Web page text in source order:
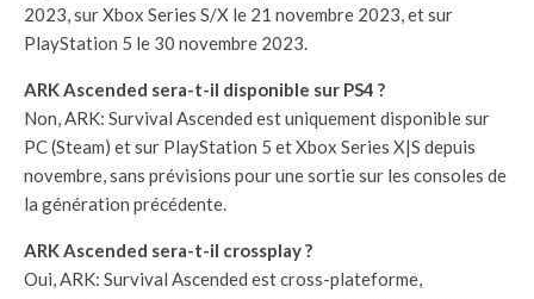
2023, sur Xbox Series S/X le 21 novembre 2023, et sur
PlayStation 5 le 30 novembre 2023.
ARK Ascended sera-t-il disponible sur PS4 ?
Non, ARK: Survival Ascended est uniquement disponible sur
PC (Steam) et sur PlayStation 5 et Xbox Series X|S depuis
novembre, sans prévisions pour une sortie sur les consoles de
la génération précédente.
ARK Ascended sera-t-il crossplay ?
Oui, ARK: Survival Ascended est cross-plateforme,